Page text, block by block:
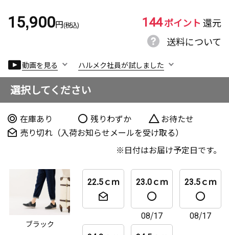
15,900円(税込) 144ポイント 還元
送料について
動画を見る ハルメク社員が試しました
選択してください
在庫あり 残りわずか
お待たせ
売り切れ（入荷お知らせメールを受け取る）
日付はお届け予定日です。
ブラック
22.5ｃｍ 23.0ｃｍ
08/17
23.5ｃｍ
08/17